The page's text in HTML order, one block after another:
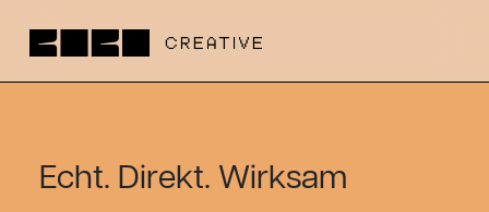
Echt. Direkt. Wirksam